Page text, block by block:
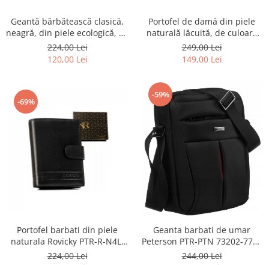
Geantă bărbătească clasică,
neagră, din piele ecologică, cu
fermoar - Rovicky PTR-R-SDR-
01-1631 BLACK
224,00 Lei
120,00 Lei
Portofel de damă din piele
naturală lăcuită, de culoare
bej, cu închidere cu capsă -
Peterson
249,00 Lei
149,00 Lei
-69%
Portofel barbati din piele
naturala Rovicky PTR-R-N4L-
GAT-8922 B+B
224,00 Lei
-59%
Geanta barbati de umar
Peterson PTR-PTN 73202-7738
BL
244,00 Lei